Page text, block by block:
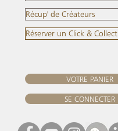
Récup' de Créateurs
Réserver un Click & Collect
VOTRE PANIER
SE CONNECTER